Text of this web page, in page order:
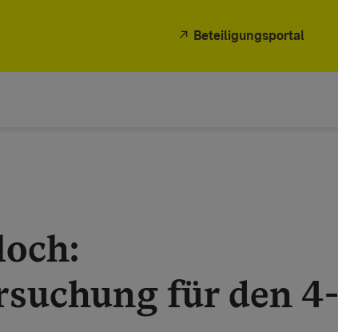
Beteiligungsportal
für den 4-